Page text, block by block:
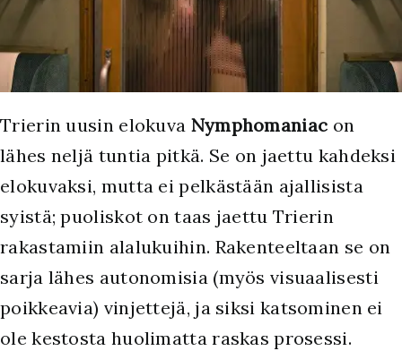
Trierin uusin elokuva Nymphomaniac on
lähes neljä tuntia pitkä. Se on jaettu kahdeksi
elokuvaksi, mutta ei pelkästään ajallisista
syistä; puoliskot on taas jaettu Trierin
rakastamiin alalukuihin. Rakenteeltaan se on
sarja lähes autonomisia (myös visuaalisesti
poikkeavia) vinjettejä, ja siksi katsominen ei
ole kestosta huolimatta raskas prosessi.